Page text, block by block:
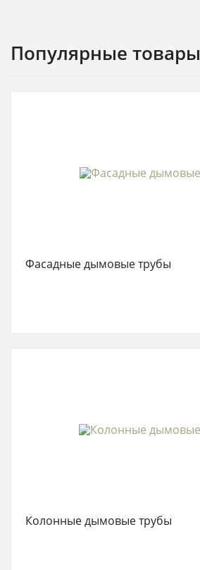
Популярные товары
Фасадные дымовые трубы
Колонные дымовые трубы